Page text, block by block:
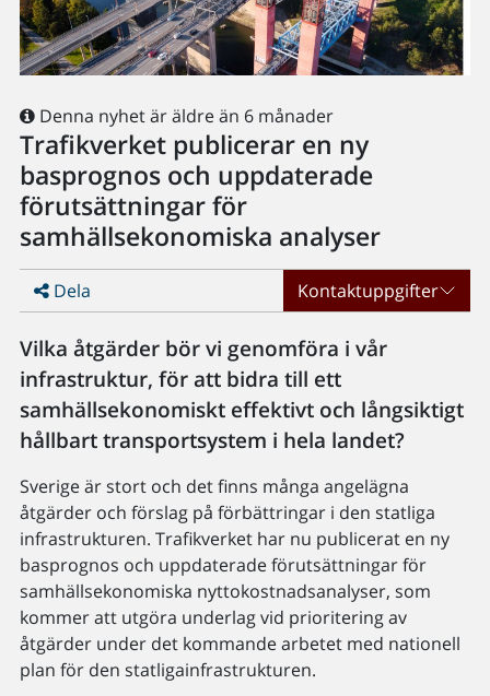
Denna nyhet är äldre än 6 månader
Trafikverket publicerar en ny
basprognos och uppdaterade
förutsättningar för
samhällsekonomiska analyser
Dela Kontaktuppgifter
Vilka åtgärder bör vi genomföra i vår
infrastruktur, för att bidra till ett
samhällsekonomiskt effektivt och långsiktigt
hållbart transportsystem i hela landet?
Sverige är stort och det finns många angelägna
åtgärder och förslag på förbättringar i den statliga
infrastrukturen. Trafikverket har nu publicerat en ny
basprognos och uppdaterade förutsättningar för
samhällsekonomiska nyttokostnadsanalyser, som
kommer att utgöra underlag vid prioritering av
åtgärder under det kommande arbetet med nationell
plan för den statligainfrastrukturen.